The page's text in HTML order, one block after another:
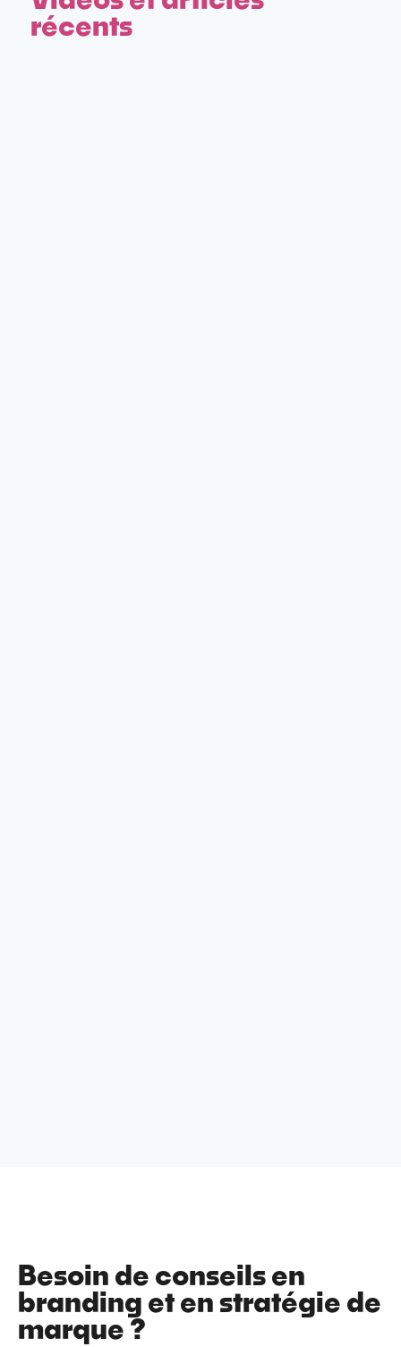
récents
Besoin de conseils en
branding et en stratégie de
marque ?